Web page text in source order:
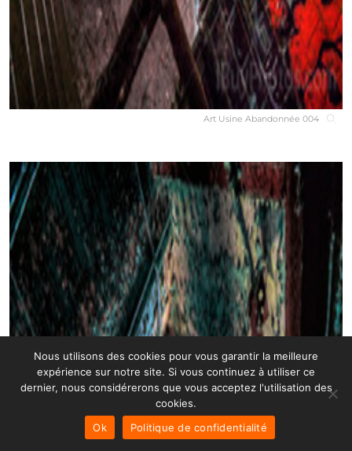
Art Usine Abandonnée 004
Nous utilisons des cookies pour vous garantir la meilleure
expérience sur notre site. Si vous continuez à utiliser ce
dernier, nous considérerons que vous acceptez l'utilisation des
cookies.
Ok
Politique de confidentialité